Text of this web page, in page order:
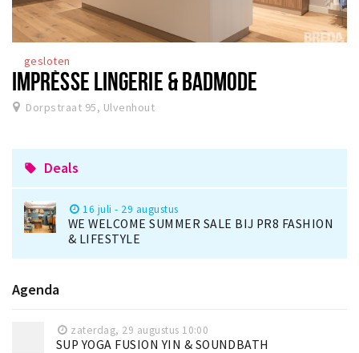
gesloten
IMPRÈSSE LINGERIE & BADMODE
Dorpstraat 95, Ulvenhout
local_offer Deals
16 juli - 29 augustus
WE WELCOME SUMMER SALE BIJ PR8 FASHION
& LIFESTYLE
Agenda
zaterdag, 29 augustus 10:00
SUP YOGA FUSION YIN & SOUNDBATH